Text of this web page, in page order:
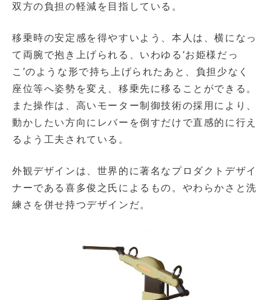
双方の負担の軽減を目指している。
移乗時の安定感を得やすいよう、本人は、横になっ
て両腕で抱き上げられる、いわゆる‘お姫様だっ
こ’のような形で持ち上げられたあと、負担少なく
座位等へ姿勢を変え、移乗先に移ることができる。
また操作は、高いモーター制御技術の採用により、
動かしたい方向にレバーを倒すだけで直感的に行え
るよう工夫されている。
外観デザインは、世界的に著名なプロダクトデザイ
ナーである喜多俊之氏によるもの。やわらかさと洗
練さを併せ持つデザインだ。